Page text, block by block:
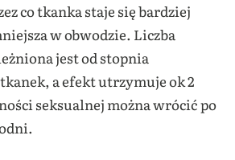
co tkanka staje się bardziej
w obwodzie. Liczba
jest od stopnia
a efekt utrzymuje ok 2
seksualnej można wrócić po